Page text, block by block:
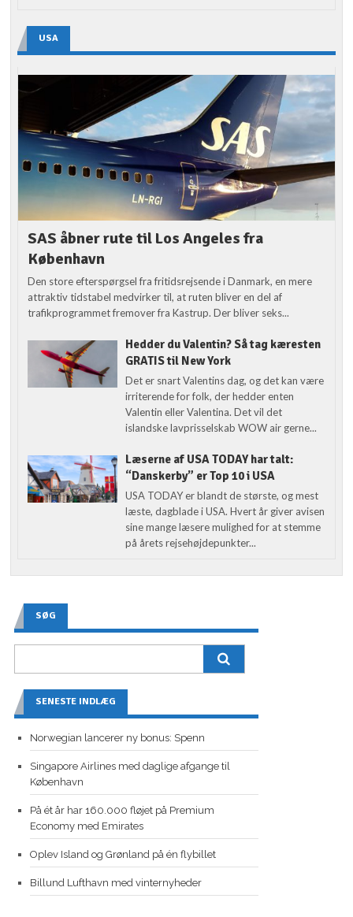
USA
SAS åbner rute til Los Angeles fra
København
Den store efterspørgsel fra fritidsrejsende i Danmark, en mere
attraktiv tidstabel medvirker til, at ruten bliver en del af
trafikprogrammet fremover fra Kastrup. Der bliver seks...
Hedder du Valentin? Så tag kæresten
GRATIS til New York
Det er snart Valentins dag, og det kan være
irriterende for folk, der hedder enten
Valentin eller Valentina. Det vil det
islandske lavprisselskab WOW air gerne...
Læserne af USA TODAY har talt:
“Danskerby” er Top 10 i USA
USA TODAY er blandt de største, og mest
læste, dagblade i USA. Hvert år giver avisen
sine mange læsere mulighed for at stemme
på årets rejsehøjdepunkter...
SØG
SENESTE INDLÆG
Norwegian lancerer ny bonus: Spenn
Singapore Airlines med daglige afgange til
København
På ét år har 160.000 fløjet på Premium
Economy med Emirates
Oplev Island og Grønland på én flybillet
Billund Lufthavn med vinternyheder